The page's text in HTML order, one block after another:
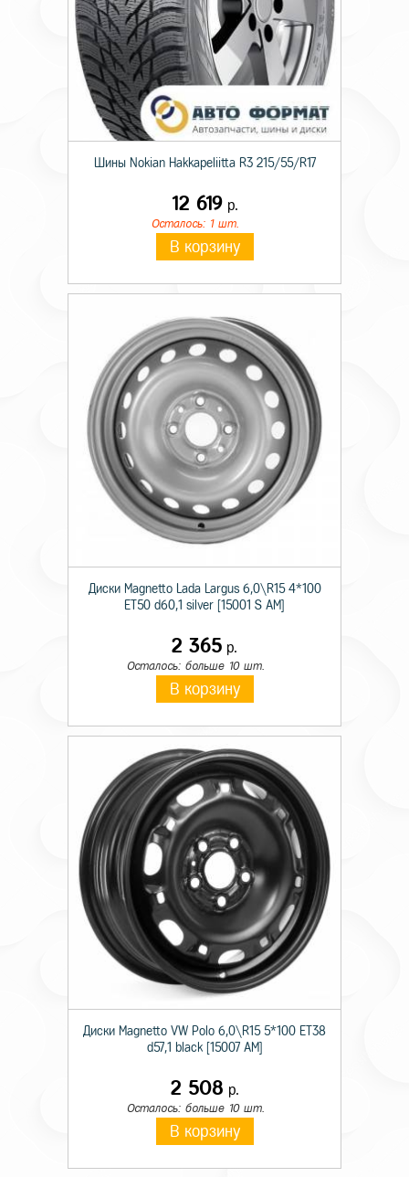
Шины Nokian Hakkapeliitta R3 215/55/R17
12 619р.
Осталось: 1 шт.
В корзину
Диски Magnetto Lada Largus 6,0\R15 4*100
ET50 d60,1 silver [15001 S AM]
2 365 р.
Осталось: больше 10 шт.
В корзину
Диски Magnetto VW Polo 6,0\R15 5*100 ET38
d57,1 black [15007 AM]
2 508 р.
Осталось: больше 10 шт.
В корзину